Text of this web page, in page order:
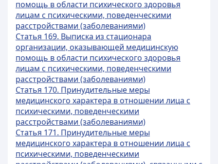
помощь в области психического здоровья
лицам с психическими, поведенческими
расстройствами (заболеваниями)
Статья 169. Выписка из стационара
организации, оказывающей медицинскую
помощь в области психического здоровья
лицам с психическими, поведенческими
расстройствами (заболеваниями)
Статья 170. Принудительные меры
медицинского характера в отношении лица с
психическими, поведенческими
расстройствами (заболеваниями)
Статья 171. Принудительные меры
медицинского характера в отношении лица с
психическими, поведенческими